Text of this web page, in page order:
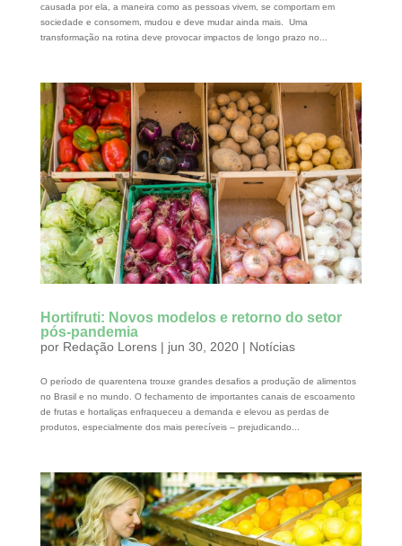
causada por ela, a maneira como as pessoas vivem, se comportam em
sociedade e consomem, mudou e deve mudar ainda mais. Uma
transformação na rotina deve provocar impactos de longo prazo no...
Hortifruti: Novos modelos e retorno do setor
pós-pandemia
por Redação Lorens| jun 30, 2020| Notícias
O período de quarentena trouxe grandes desafios a produção de alimentos
no Brasil e no mundo. O fechamento de importantes canais de escoamento
de frutas e hortaliças enfraqueceu a demanda e elevou as perdas de
produtos, especialmente dos mais perecíveis – prejudicando...